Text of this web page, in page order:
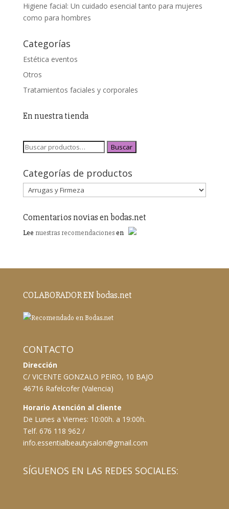
Higiene facial: Un cuidado esencial tanto para mujeres
como para hombres
Categorías
Estética eventos
Otros
Tratamientos faciales y corporales
En nuestra tienda
Buscar
Categorías de productos
Comentarios novias en bodas.net
Lee nuestras recomendacionesen
COLABORADOR EN bodas.net
CONTACTO
Dirección
C/ VICENTE GONZALO PEIRO, 10 BAJO
46716 Rafelcofer (Valencia)
Horario Atención al cliente
De Lunes a Viernes: 10:00h. a 19:00h.
Telf. 676 118 962 /
info.essentialbeautysalon@gmail.com
SÍGUENOS EN LAS REDES SOCIALES: